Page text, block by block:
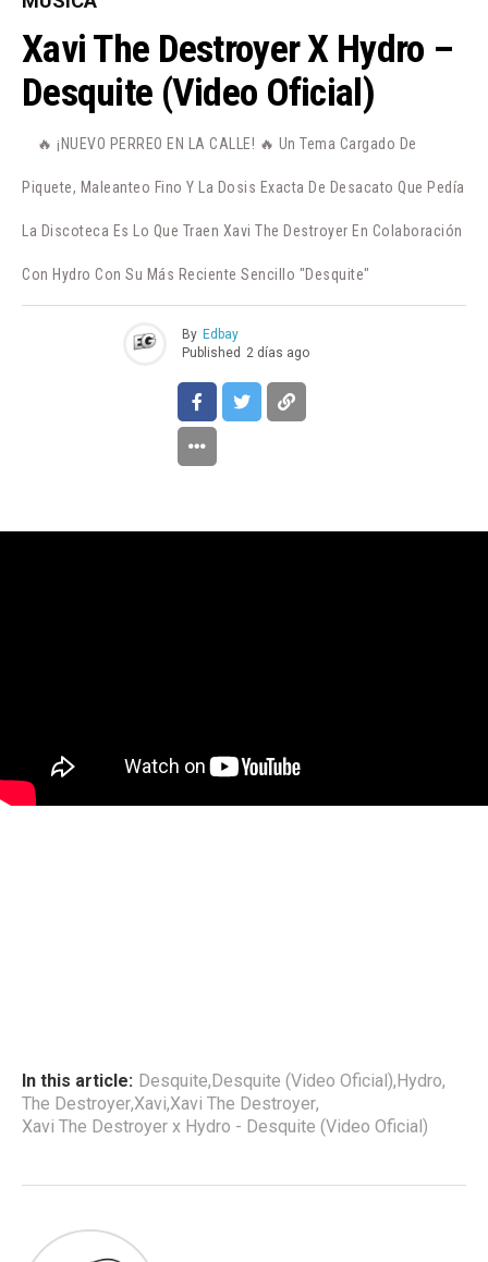
Xavi The Destroyer X Hydro –
Desquite (Video Oficial)
🔥 ¡NUEVO PERREO EN LA CALLE! 🔥 Un Tema Cargado De
Piquete, Maleanteo Fino Y La Dosis Exacta De Desacato Que Pedía
La Discoteca Es Lo Que Traen Xavi The Destroyer En Colaboración
Con Hydro Con Su Más Reciente Sencillo "Desquite"
By Edbay
Published 2 días ago
In this article: Desquite,Desquite (Video Oficial),Hydro,
The Destroyer,Xavi,Xavi The Destroyer,
Xavi The Destroyer x Hydro - Desquite (Video Oficial)